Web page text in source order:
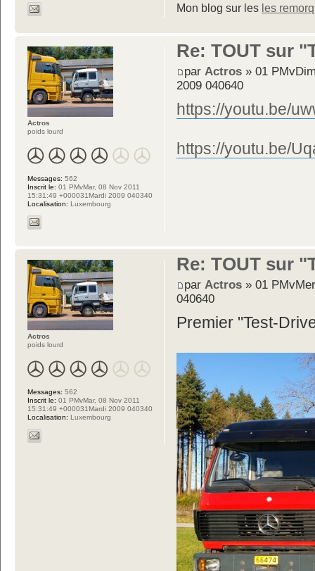
Mon blog sur les les
Re: TOUT sur
parActros » 01
2009 040640
https://youtu.be/
https://youtu.be/
Actros
poids lourd
Messages: 562
Inscrit le: 01 PMvMar, 08 Nov 2011
15:31:49 +000031Mardi 2009 040340
Localisation: Luxembourg
Re: TOUT sur
parActros » 01
040640
Premier "Test-
Actros
poids lourd
Messages: 562
Inscrit le: 01 PMvMar, 08 Nov 2011
15:31:49 +000031Mardi 2009 040340
Localisation: Luxembourg